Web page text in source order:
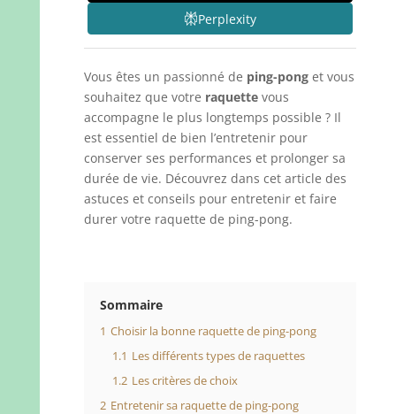
Perplexity
Vous êtes un passionné de ping-ponget vous
souhaitez que votre raquettevous
accompagne le plus longtemps possible ? Il
est essentiel de bien l’entretenir pour
conserver ses performances et prolonger sa
durée de vie. Découvrez dans cet article des
astuces et conseils pour entretenir et faire
durer votre raquette de ping-pong.
Sommaire
1 Choisir la bonne raquette de ping-pong
1.1 Les différents types de raquettes
1.2 Les critères de choix
2 Entretenir sa raquette de ping-pong